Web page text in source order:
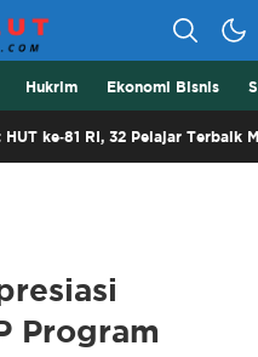
Hukrim Ekonomi Bisnis
81 RI, 32 Pelajar Terbaik Malut
Program